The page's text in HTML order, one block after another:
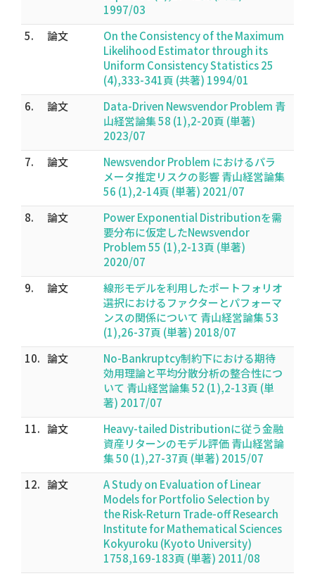
1997/03
5.
論文
On the Consistency of the Maximum
Likelihood Estimator through its
Uniform Consistency Statistics 25
(4),333-341頁 (共著) 1994/01
6.
論文
Data-Driven Newsvendor Problem 青
山経営論集 58 (1),2-20頁 (単著)
2023/07
7.
論文
Newsvendor Problem におけるパラ
メータ推定リスクの影響 青山経営論集
56 (1),2-14頁 (単著) 2021/07
8.
論文
Power Exponential Distributionを需
要分布に仮定したNewsvendor
Problem 55 (1),2-13頁 (単著)
2020/07
9.
論文
線形モデルを利用したポートフォリオ
選択におけるファクターとパフォーマ
ンスの関係について 青山経営論集 53
(1),26-37頁 (単著) 2018/07
10. 論文
No-Bankruptcy制約下における期待
効用理論と平均分散分析の整合性につ
いて 青山経営論集 52 (1),2-13頁 (単
著) 2017/07
11. 論文
Heavy-tailed Distributionに従う金融
資産リターンのモデル評価 青山経営論
集 50 (1),27-37頁 (単著) 2015/07
12. 論文
A Study on Evaluation of Linear
Models for Portfolio Selection by
the Risk-Return Trade-off Research
Institute for Mathematical Sciences
Kokyuroku (Kyoto University)
1758,169-183頁 (単著) 2011/08